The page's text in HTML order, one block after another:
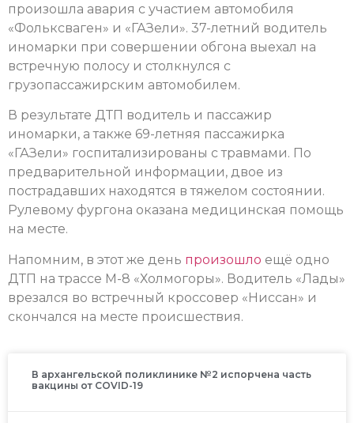
произошла авария с участием автомобиля
«Фольксваген» и «ГАЗели». 37-летний водитель
иномарки при совершении обгона выехал на
встречную полосу и столкнулся с
грузопассажирским автомобилем.
В результате ДТП водитель и пассажир
иномарки, а также 69-летняя пассажирка
«ГАЗели» госпитализированы с травмами. По
предварительной информации, двое из
пострадавших находятся в тяжелом состоянии.
Рулевому фургона оказана медицинская помощь
на месте.
Напомним, в этот же день произошло ещё одно
ДТП на трассе М-8 «Холмогоры». Водитель «Лады»
врезался во встречный кроссовер «Ниссан» и
скончался на месте происшествия.
В архангельской поликлинике №2 испорчена часть
вакцины от COVID-19